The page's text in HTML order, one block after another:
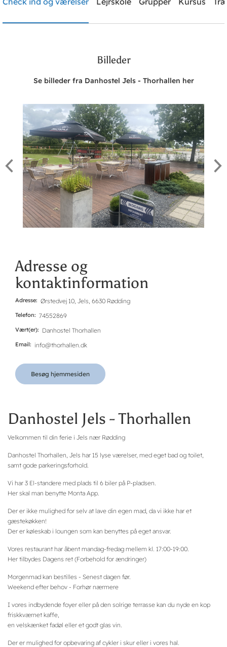
Brug for hjælp? Ring74552869
Billeder
Se billeder fra Danhostel Jels - Thorhallen her
Adresse og
kontaktinformation
Adresse Ørstedvej 10, Jels, 6630 Rødding
Telefon 74552869
Vært(er) Danhostel Thorhallen
Email info@thorhallen.dk
Besøg hjemmesiden
Danhostel Jels - Thorhallen
Velkommen til din ferie i Jels nær Rødding
Danhostel Thorhallen, Jels har 15 lyse værelser, med eget bad og toilet,
samt gode parkeringsforhold.
Vi har 3 El-standere med plads til 6 biler på P-pladsen.
Her skal man benytte Monta App.
Der er ikke mulighed for selv at lave din egen mad, da vi ikke har et
gæstekøkken!
Der er køleskab i loungen som kan benyttes på eget ansvar.
Vores restaurant har åbent mandag-fredag mellem kl. 17:00-19:00.
Her tilbydes Dagens ret (Forbehold for ændringer)
Morgenmad kan bestilles - Senest dagen før.
Weekend efter behov - Forhør nærmere
I vores indbydende foyer eller på den solrige terrasse kan du nyde en kop
friskkværnet kaffe,
en velskænket fadøl eller et godt glas vin.
Der er mulighed for opbevaring af cykler i skur eller i vores hal.